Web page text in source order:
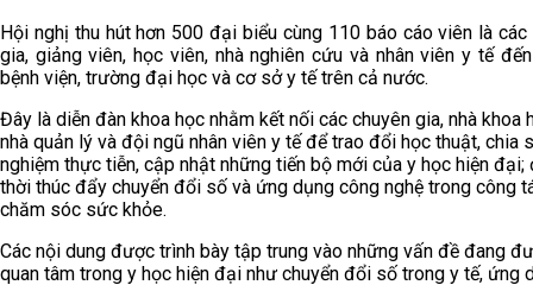
Hội nghị thu hút hơn 500 đại biểu cùng 110 báo cáo viên là các
gia, giảng viên, học viên, nhà nghiên cứu và nhân viên y tế
bệnh viện, trường đại học và cơ sở y tế trên cả nước.
Đây là diễn đàn khoa học nhằm kết nối các chuyên gia, nhà khoa
nhà quản lý và đội ngũ nhân viên y tế để trao đổi học thuật, chia
nghiệm thực tiễn, cập nhật những tiến bộ mới của y học hiện đại;
thời thúc đẩy chuyển đổi số và ứng dụng công nghệ trong công
chăm sóc sức khỏe.
Các nội dung được trình bày tập trung vào những vấn đề đang
quan tâm trong y học hiện đại như chuyển đổi số trong y tế, ứng